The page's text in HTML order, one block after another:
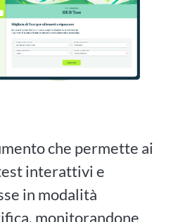
che permette ai
interattivi e
in modalità
monitorandone